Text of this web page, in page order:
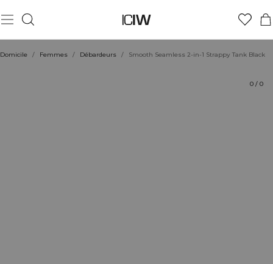
Domicile / Femmes / Débardeurs / Smooth Seamless 2-in-1 Strappy Tank Black
0 / 0